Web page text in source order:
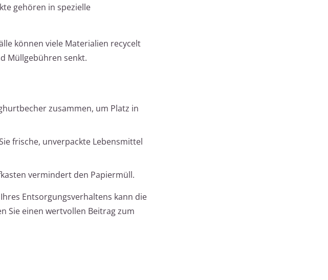
gehören in spezielle
können viele Materialien recycelt
Müllgebühren senkt.
zusammen, um Platz in
frische, unverpackte Lebensmittel
vermindert den Papiermüll.
Entsorgungsverhaltens kann die
Sie einen wertvollen Beitrag zum